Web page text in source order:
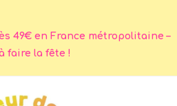
49€ en France métropolitaine –
faire la fête !